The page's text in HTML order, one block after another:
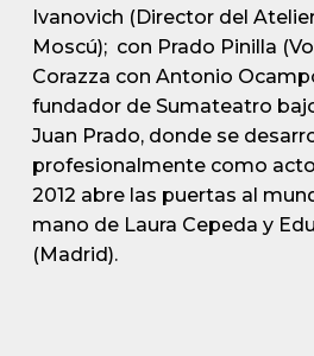
Ivanovich (Director del
Moscú); con Prado Pinilla
Corazza con Antonio
fundador de Sumateatro
Juan Prado, donde se
profesionalmente como
2012 abre las puertas al
mano de Laura Cepeda y
(Madrid).